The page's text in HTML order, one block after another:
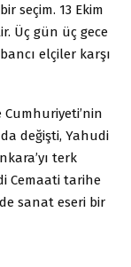
seçim. 13 Ekim
Üç gün üç gece
elçiler karşı
değişti, Yahudi
terk
Cemaati tarihe
sanat eseri bir